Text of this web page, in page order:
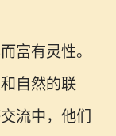
富有灵性。
自然的联
流中，他们